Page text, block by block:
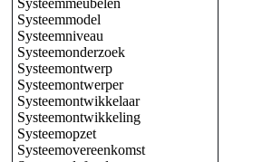
Systeemmeubelen
Systeemmodel
Systeemniveau
Systeemonderzoek
Systeemontwerp
Systeemontwerper
Systeemontwikkelaar
Systeemontwikkeling
Systeemopzet
Systeemovereenkomst